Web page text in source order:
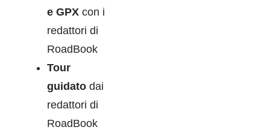
e GPX con i
redattori di
RoadBook
Tour
guidato dai
redattori di
RoadBook